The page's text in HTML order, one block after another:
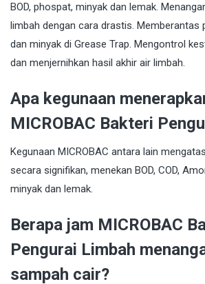
BOD, phospat, minyak dan lemak.
limbah dengan cara drastis. Memberantas
dan minyak di Grease Trap. Mengontrol
dan menjernihkan hasil akhir air limbah.
Apa kegunaan
MICROBAC Bakteri
Kegunaan MICROBAC antara lain
secara signifikan, menekan BOD, COD,
minyak dan lemak.
Berapa jam MICROBAC
Pengurai Limbah
sampah cair?